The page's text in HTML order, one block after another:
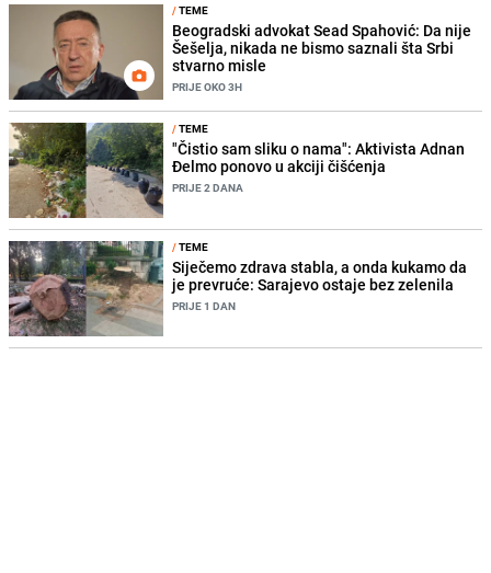
/TEME
Beogradski advokat Sead Spahović: Da nije
Šešelja, nikada ne bismo saznali šta Srbi
stvarno misle
PRIJE OKO 3H
/TEME
"Čistio sam sliku o nama": Aktivista Adnan
Đelmo ponovo u akciji čišćenja
PRIJE 2 DANA
/TEME
Siječemo zdrava stabla, a onda kukamo da
je prevruće: Sarajevo ostaje bez zelenila
PRIJE 1 DAN